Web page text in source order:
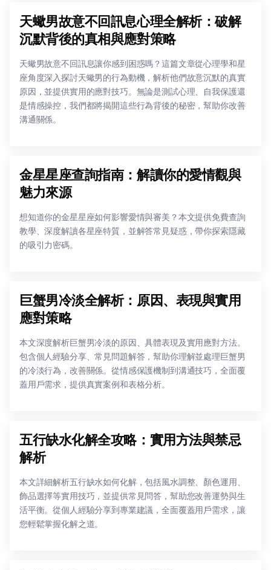
天蠍男故意不回訊息心理全解析：破解
沉默背後的真相與應對策略
天蠍男故意不回訊息讓你感到困惑嗎？這篇文章從心理學和星
座角度深入探討天蠍男的行為動機，解析他們故意沉默的真實
原因，並提供實用的應對技巧。無論是測試心理、自我保護還
是情感操控，我們都將揭開這些行為背後的秘密，幫助你改善
溝通關係。
金星星座查詢指南：解讀你的愛情觀與
魅力來源
想知道你的金星星座如何影響愛情與審美？本文提供免費查詢
教學、深度解讀各星座特質，並解答常見疑惑，帶你探索隱藏
的吸引力密碼。
巨蟹男冷淡全解析：原因、表現與實用
應對策略
本文深度解析巨蟹男冷淡的原因、具體表現及實用應對方法。
包含個人經驗分享、常見問題解答，幫助你理解並處理巨蟹男
的冷淡行為，改善關係。從情感保護機制到溝通技巧，全面覆
蓋用戶需求，提供真實案例和表格分析。
五行缺水化解全攻略：實用方法與禁忌
解析
本文詳細解析五行缺水如何化解，包括風水調整、顏色運用、
飾品選擇等實用技巧，並提供常見問答，幫助您改善運勢與生
活平衡。從個人經驗分享到專業建議，全面覆蓋用戶需求，讓
您輕鬆掌握化解之道。